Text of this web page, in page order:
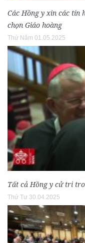
Các Hồng y xin các tín
chọn Giáo hoàng
Thứ Năm 01.05.2025
Tất cả Hồng y cử tri
Thứ Tư 30.04.2025